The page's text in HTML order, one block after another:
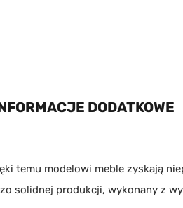
DODATKOWE
temu modelowi meble zyskają
solidnej produkcji, wykonany z